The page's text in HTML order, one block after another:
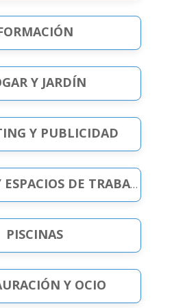
Y JARDÍN
Y PUBLICIDAD
DE TRABAJO
PISCINAS
Y OCIO